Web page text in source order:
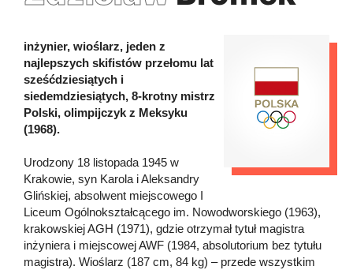
inżynier, wioślarz, jeden z
najlepszych skifistów przełomu lat
sześćdziesiątych i
siedemdziesiątych, 8-krotny mistrz
Polski, olimpijczyk z Meksyku
(1968).
Urodzony 18 listopada 1945 w
Krakowie, syn Karola i Aleksandry
Glińskiej, absolwent miejscowego I
Liceum Ogólnokształcącego im. Nowodworskiego (1963),
krakowskiej AGH (1971), gdzie otrzymał tytuł magistra
inżyniera i miejscowej AWF (1984, absolutorium bez tytułu
magistra). Wioślarz (187 cm, 84 kg) – przede wszystkim